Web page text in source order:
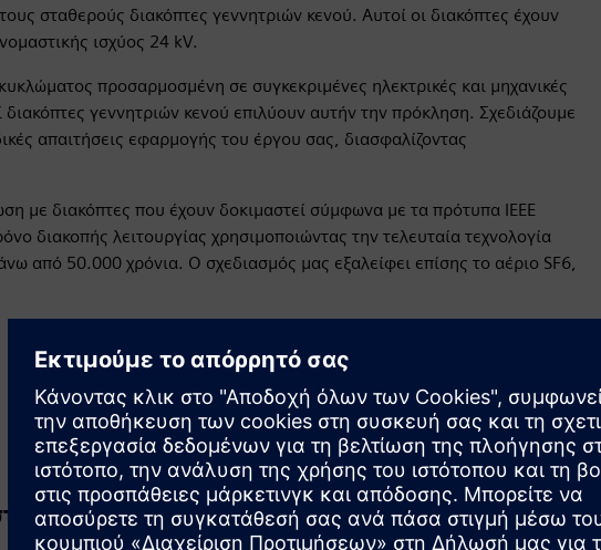
σταθερούς διακόπτες γεννητριών κενού. Αυτοί οι διακόπτες έχουν
ισχύος 24 kV.
προσαρμοσμένη σε συγκεκριμένες ηλεκτρικές και μηχανικές
γεννητριών κενού επιλύουν αυτήν την πρόκληση. Σχεδιάζουμε
απαιτήσεις εφαρμογής του έργου σας, διασφαλίζοντας
με διακόπτες που έχουν δοκιμαστεί σύμφωνα με τα πρότυπα IEEE
διακοπής λειτουργίας χρησιμοποιώντας την τελευταία τεχνολογία
από 50.000 χρόνια. Ο σχεδιασμός μας εξαλείφει επίσης το αέριο SF6,
Εξατομικεύστε τις λύσεις σας